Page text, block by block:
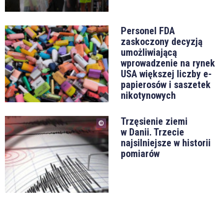
Personel FDA
zaskoczony decyzją
umożliwiającą
wprowadzenie na rynek
USA większej liczby e-
papierosów i saszetek
nikotynowych
Trzęsienie ziemi
w Danii. Trzecie
najsilniejsze w historii
pomiarów